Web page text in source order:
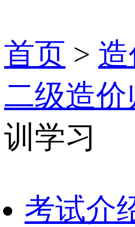
首页 >
二级造价
训学习
考试介